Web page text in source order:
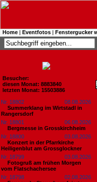
Home | Eventfotos | Fenstergucker
Besucher:
diesen Monat: 8883840
letzten Monat: 15503886
Nr. 18802
08.08.2026
Summerklang im Wirtstadl in
Rangersdorf
Nr. 18801
06.08.2026
Bergmesse in Grosskirchheim
Nr. 18800
03.08.2026
Konzert in der Pfarrkirche
Heiligenblut am Grossglockner
Nr. 18799
03.08.2026
Fotogruß am frühen Morgen
vom Flatschachersee
Nr. 18798
02.08.2026